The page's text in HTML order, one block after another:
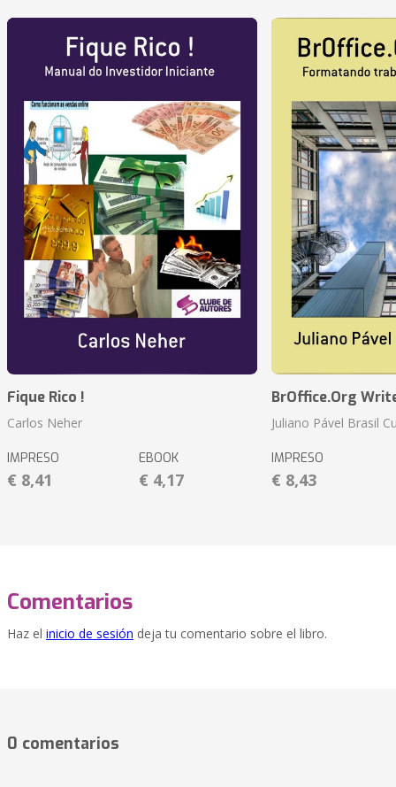
Fique Rico !
Carlos Neher
IMPRESO
€ 8,41
EBOOK
€ 4,17
BrOffice.Org
Juliano Pável Brasil
IMPRESO
€ 8,43
Comentarios
Haz el inicio de sesión deja tu comentario sobre el libro.
0 comentarios